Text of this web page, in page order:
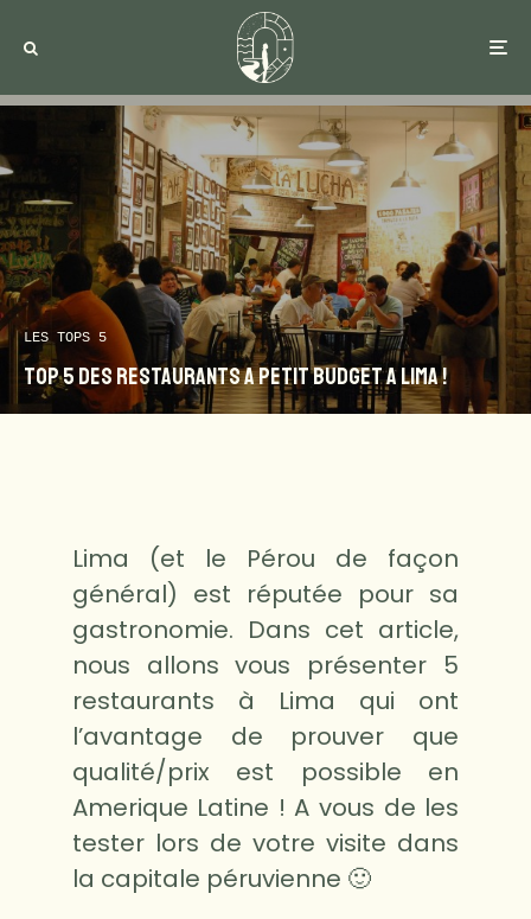
LES TOPS 5
TOP 5 DES RESTAURANTS A PETIT BUDGET A LIMA !
Lima (et le Pérou de façon
général) est réputée pour sa
gastronomie. Dans cet article,
nous allons vous présenter 5
restaurants à Lima qui ont
l’avantage de prouver que
qualité/prix est possible en
Amerique Latine ! A vous de les
tester lors de votre visite dans
la capitale péruvienne 🙂